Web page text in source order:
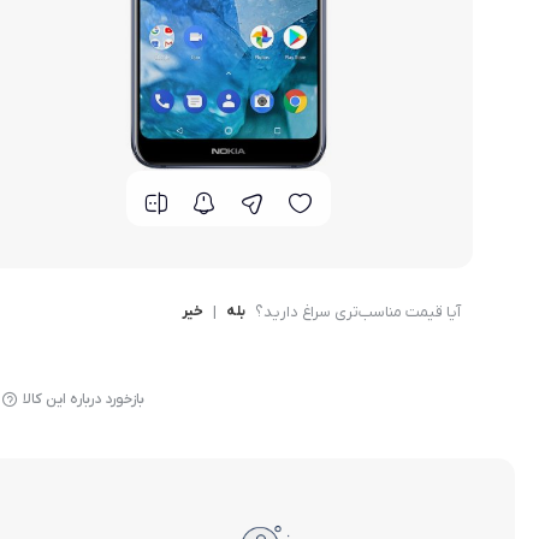
گوشی موتورولا
گوشی نوکیا
گوشی وان پلاس
گوشی اچ تی سی
گوشی کاترپیلار آیا قیمت مناسب‌تری سراغ دارید؟ بله | خیر
بازخورد درباره این کالا